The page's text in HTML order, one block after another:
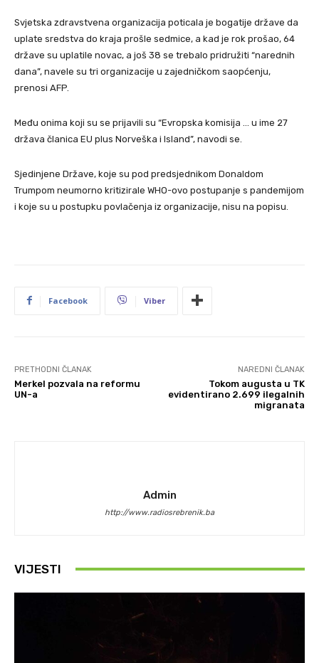
Svjetska zdravstvena organizacija poticala je bogatije države da
uplate sredstva do kraja prošle sedmice, a kad je rok prošao, 64
države su uplatile novac, a još 38 se trebalo pridružiti “narednih
dana”, navele su tri organizacije u zajedničkom saopćenju,
prenosi AFP.
Među onima koji su se prijavili su “Evropska komisija … u ime 27
država članica EU plus Norveška i Island”, navodi se.
Sjedinjene Države, koje su pod predsjednikom Donaldom
Trumpom neumorno kritizirale WHO-ovo postupanje s pandemijom
i koje su u postupku povlačenja iz organizacije, nisu na popisu.
Facebook Viber
PRETHODNI ČLANAK
Merkel pozvala na reformu
UN-a
NAREDNI ČLANAK
Tokom augusta u TK
evidentirano 2.699 ilegalnih
migranata
Admin
http://www.radiosrebrenik.ba
VIJESTI